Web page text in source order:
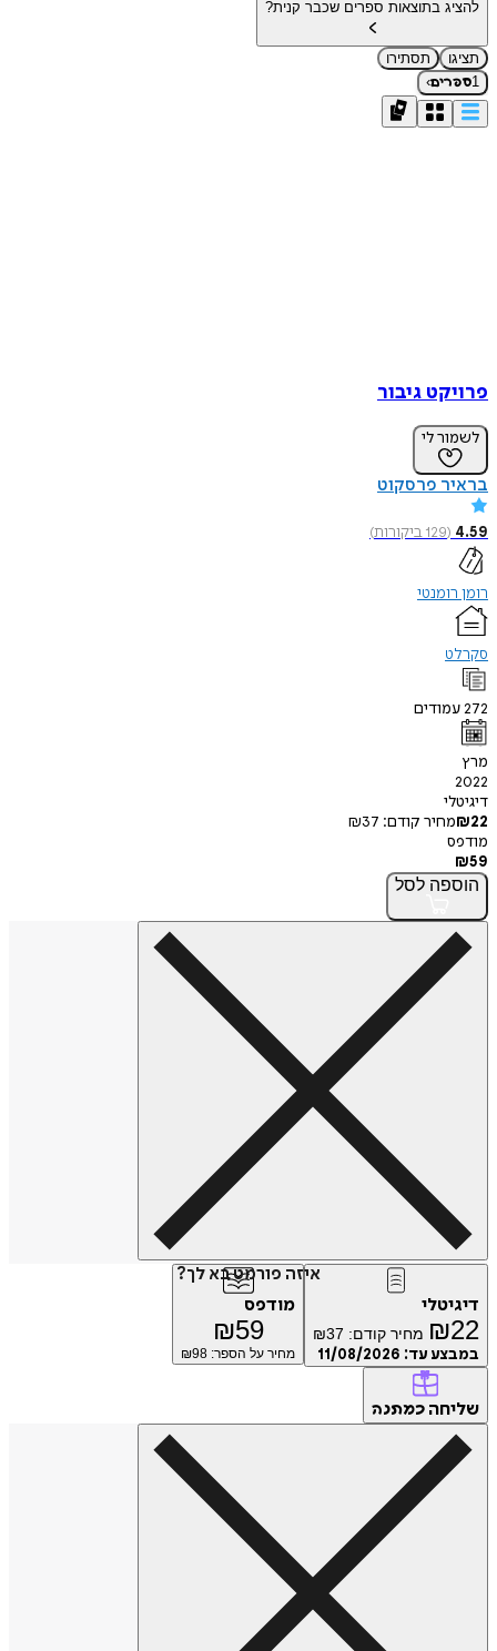
להציג בתוצאות ספרים שכבר קנית?
תציגו
תסתירו
1ספרים›
פרויקט גיבור
לשמור לי
בראיר פרסקוט
4.59
(
129ביקורות)
רומן רומנטי
סקרלט
272עמודים
מרץ
2022
דיגיטלי
₪22 מחיר קודם: ₪37
מודפס
₪59
הוספה לסל
איזה פורמט בא לך?
דיגיטלי
₪22 מחיר קודם: ₪37
במבצע עד: 11/08/2026
מודפס
₪59
מחיר על הספר: ₪ 98
שליחה כמתנה